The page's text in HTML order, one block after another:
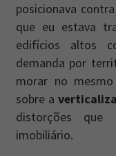
posicionava
que eu estava
edifícios altos
demanda por
morar no
sobre a
distorções que
imobiliário.